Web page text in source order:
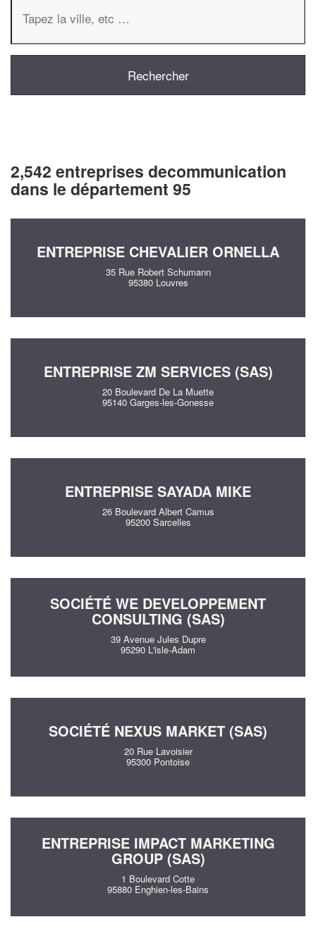
2,542 entreprises decommunication
dans le département 95
ENTREPRISE CHEVALIER ORNELLA
35 Rue Robert Schumann
95380 Louvres
ENTREPRISE ZM SERVICES (SAS)
20 Boulevard De La Muette
95140 Garges-les-Gonesse
ENTREPRISE SAYADA MIKE
26 Boulevard Albert Camus
95200 Sarcelles
SOCIÉTÉ WE DEVELOPPEMENT
CONSULTING (SAS)
39 Avenue Jules Dupre
95290 L'isle-Adam
SOCIÉTÉ NEXUS MARKET (SAS)
20 Rue Lavoisier
95300 Pontoise
ENTREPRISE IMPACT MARKETING
GROUP (SAS)
1 Boulevard Cotte
95880 Enghien-les-Bains